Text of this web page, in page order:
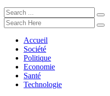
Accueil
Société
Politique
Economie
Santé
Technologie